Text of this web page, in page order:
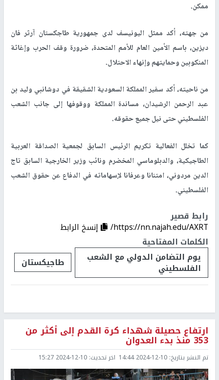
ممكن.
من جهته، أكد ممثل اليونيسف لدى جمهورية طاجكستان آرثر فان
ديزين، باسم الأمين العام للأمم المتحدة، ضرورة وقف الحرب وإغاثة
المنكوبين وحمايتهم وإنهاء الاحتلال.
من ناحيته، أكد سفير المملكة السعودية الشقيقة في دوشانبي وليد بن
عبد الرحمن الرشيدان، مساندة المملكة ووقوفها إلى جانب الشعب
الفلسطيني حتى نيل جميع حقوقه.
كما تخلل الفعالية تكريم الرئيس السابق لجمعية الصداقة العربية
الطاجيكية، والدبلوماسي المخضرم ونائب وزير الخارجية السابق تاج
الدين مردوني، امتنانا وعرفانا لإسهاماته في الدفاع عن حقوق الشعب
الفلسطيني.
رابط قصير
https://nn.najah.edu/AXRT/
إنسخ الرابط
الكلمات المفتاحية
يوم التضامن الدولي مع الشعب
الفلسطيني طاجيكستان
ارتفاع حصيلة شهداء كرة القدم إلى أكثر من
353 منذ بدء العدوان
تم النشر بتاريخ: 2024-12-10 14:44 اخر تحديث: 2024-12-10 15:27